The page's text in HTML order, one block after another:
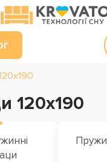
120х190